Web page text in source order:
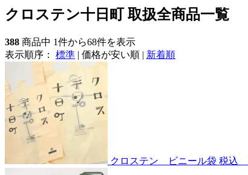
クロステン十日町 取扱全商品一覧
388 商品中 1件から68件を表示
表示順序： 標準 | 価格が安い順 | 新着順
クロステン ビニール袋 税込